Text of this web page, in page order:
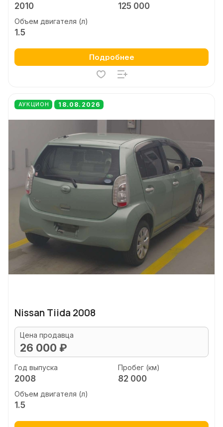
2010 125 000
Объем двигателя (л)
1.5
Подробнее
АУКЦИОН 18.08.2026
Nissan Tiida 2008
Цена продавца
26 000 ₽
Год выпуска
2008
Пробег (км)
82 000
Объем двигателя (л)
1.5